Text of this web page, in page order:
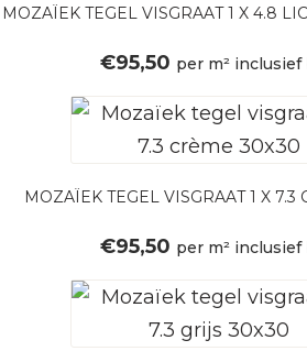
MOZAÏEK TEGEL VISGRAAT 1 X 4.8
€95,50 per m²
MOZAÏEK TEGEL VISGRAAT 1 X 7.3
€95,50 per m²